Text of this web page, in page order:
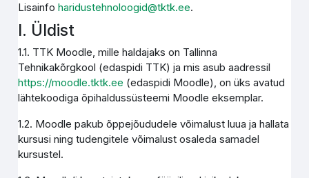
Lisainfoharidustehnoloogid@tktk.ee.
I. Üldist
1.1. TTK Moodle, mille haldajaks on Tallinna
Tehnikakõrgkool (edaspidi TTK) ja mis asub aadressil
https://moodle.tktk.ee (edaspidi Moodle), on üks avatud
lähtekoodiga õpihaldussüsteemi Moodle eksemplar.
1.2. Moodle pakub õppejõududele võimalust luua ja hallata
kursusi ning tudengitele võimalust osaleda samadel
kursustel.